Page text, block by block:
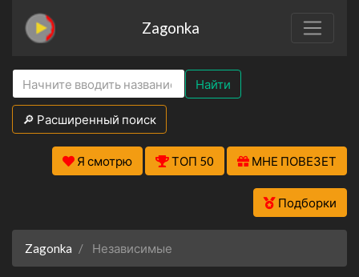
Zagonka
Найти
🔎 Расширенный поиск
Я смотрю ТОП 50 МНЕ ПОВЕЗЕТ
Подборки
Zagonka Независимые